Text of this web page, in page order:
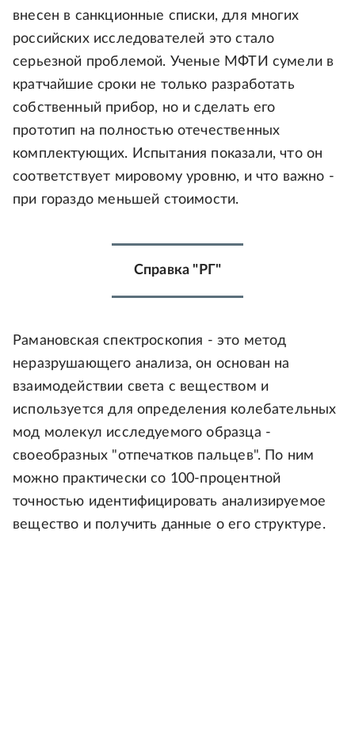
внесен в санкционные списки, для многих
российских исследователей это стало
серьезной проблемой. Ученые МФТИ сумели в
кратчайшие сроки не только разработать
собственный прибор, но и сделать его
прототип на полностью отечественных
комплектующих. Испытания показали, что он
соответствует мировому уровню, и что важно -
при гораздо меньшей стоимости.
Справка "РГ"
Рамановская спектроскопия - это метод
неразрушающего анализа, он основан на
взаимодействии света с веществом и
используется для определения колебательных
мод молекул исследуемого образца -
своеобразных "отпечатков пальцев". По ним
можно практически со 100-процентной
точностью идентифицировать анализируемое
вещество и получить данные о его структуре.